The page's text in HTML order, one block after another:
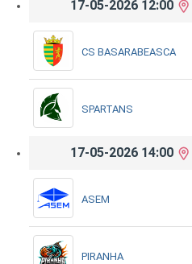
17-05-2026 12:00
CS BASARABEASCA
SPARTANS
17-05-2026 14:00
ASEM
PIRANHA